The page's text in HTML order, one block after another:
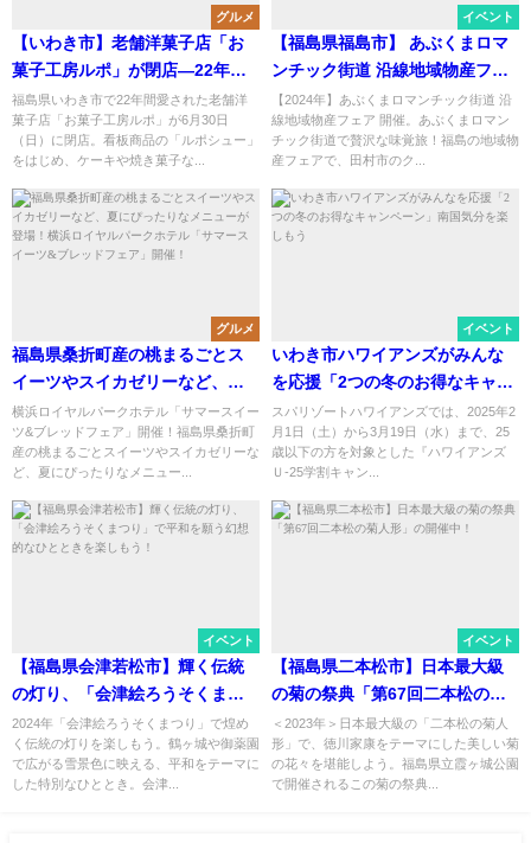
グルメ
【いわき市】老舗洋菓子店「お
菓子工房ルポ」が閉店―22年の
歴史に幕を閉じる
福島県いわき市で22年間愛された老舗洋
菓子店「お菓子工房ルポ」が6月30日
（日）に閉店。看板商品の「ルポシュー」
をはじめ、ケーキや焼き菓子な...
イベント
【福島県福島市】 あぶくまロマ
ンチック街道 沿線地域物産フェ
ア 開催
【2024年】あぶくまロマンチック街道 沿
線地域物産フェア 開催。あぶくまロマン
チック街道で贅沢な味覚旅！福島の地域物
産フェアで、田村市のク...
グルメ
福島県桑折町産の桃まるごとス
イーツやスイカゼリーなど、夏
にぴったりなメニューが登場！
横浜ロイヤルパークホテル「サ
マースイーツ&ブレッドフェア」
横浜ロイヤルパークホテル「サマースイー
ツ&ブレッドフェア」開催！福島県桑折町
産の桃まるごとスイーツやスイカゼリーな
ど、夏にぴったりなメニュー...
イベント
いわき市ハワイアンズがみんな
を応援「2つの冬のお得なキャン
ペーン」南国気分を楽しもう
スパリゾートハワイアンズでは、2025年2
月1日（土）から3月19日（水）まで、25
歳以下の方を対象とした『ハワイアンズ
Ｕ-25学割キャン...
イベント
【福島県会津若松市】輝く伝統
の灯り、「会津絵ろうそくまつ
り」で平和を願う幻想的なひと
ときを楽しもう！
2024年「会津絵ろうそくまつり」で煌め
く伝統の灯りを楽しもう。鶴ヶ城や御薬園
で広がる雪景色に映える、平和をテーマに
した特別なひととき。会津...
イベント
【福島県二本松市】日本最大級
の菊の祭典「第67回二本松の菊
人形」の開催中！
＜2023年＞日本最大級の「二本松の菊人
形」で、徳川家康をテーマにした美しい菊
の花々を堪能しよう。福島県立霞ヶ城公園
で開催されるこの菊の祭典...